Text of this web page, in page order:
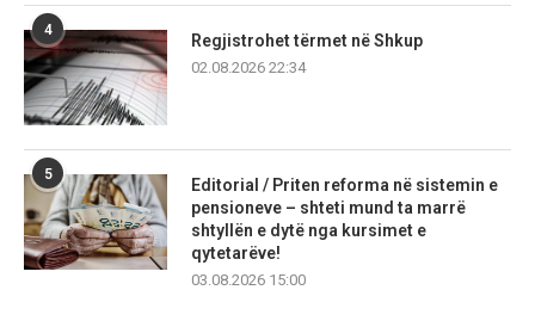
4
Regjistrohet tërmet në Shkup
02.08.2026 22:34
5
Editorial / Priten reforma në sistemin e
pensioneve – shteti mund ta marrë
shtyllën e dytë nga kursimet e
qytetarëve!
03.08.2026 15:00